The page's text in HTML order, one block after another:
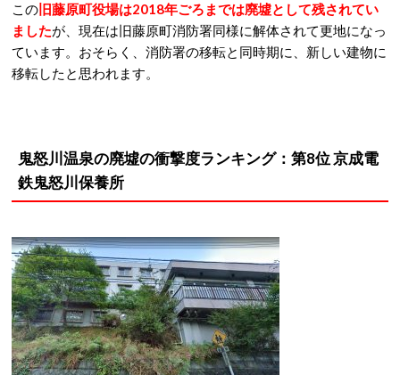
この 旧藤原町役場は2018年ごろまでは廃墟として残されてい
ましたが、現在は旧藤原町消防署同様に解体されて更地になっ
ています。おそらく、消防署の移転と同時期に、新しい建物に
移転したと思われます。
鬼怒川温泉の廃墟の衝撃度ランキング：第8位 京成電
鉄鬼怒川保養所